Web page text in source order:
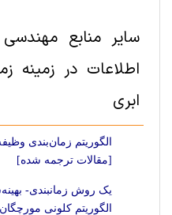
اطلاعات در زمینه
ابری
[مقالات ترجمه شده]
یک روش زمانبندی-
الگوریتم کلونی